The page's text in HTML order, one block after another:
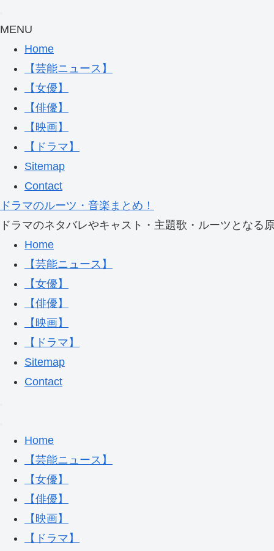
MENU
Home
【芸能ニュース】
【女優】
【俳優】
【映画】
【ドラマ】
Sitemap
Contact
ドラマのルーツ・音楽まとめ！
ドラマのネタバレやキャスト・主題歌・ルーツとなる
Home
【芸能ニュース】
【女優】
【俳優】
【映画】
【ドラマ】
Sitemap
Contact
Home
【芸能ニュース】
【女優】
【俳優】
【映画】
【ドラマ】